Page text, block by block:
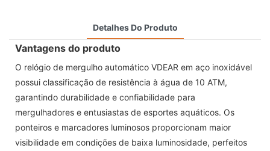
Detalhes Do Produto
Vantagens do produto
O relógio de mergulho automático VDEAR em aço inoxidável
possui classificação de resistência à água de 10 ATM,
garantindo durabilidade e confiabilidade para
mergulhadores e entusiastas de esportes aquáticos. Os
ponteiros e marcadores luminosos proporcionam maior
visibilidade em condições de baixa luminosidade, perfeitos